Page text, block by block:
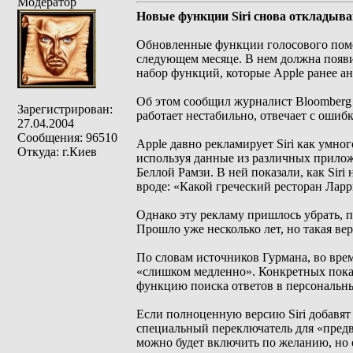
Зарегистрирован:
27.04.2004
Сообщения: 96510
Откуда: г.Киев
Новые функции Siri снова
Обновленные функции голосового
следующем месяце. В нем должна
набор функций, которые Apple ранее
Об этом сообщил журналист
работает нестабильно, отвечает с
Apple давно рекламирует Siri как
используя данные из различных
Беллой Рамзи. В ней показали, как Siri
вроде: «Какой греческий ресторан
Однако эту рекламу пришлось убрать,
Прошло уже несколько лет, но такая
По словам источников Гурмана, во
«слишком медленно». Конкретных
функцию поиска ответов в
Если полноценную версию Siri
специальный переключатель для
можно будет включить по желанию, но